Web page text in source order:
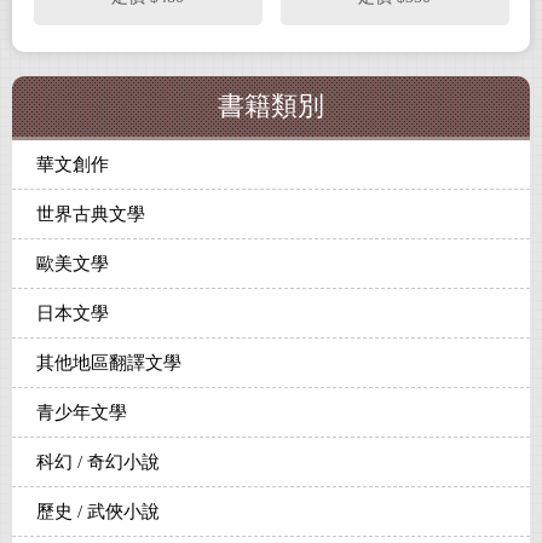
傑作選
書籍類別
華文創作
世界古典文學
歐美文學
日本文學
其他地區翻譯文學
青少年文學
科幻 / 奇幻小說
歷史 / 武俠小說